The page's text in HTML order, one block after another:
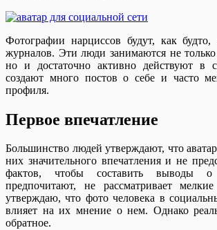
Фотографии нарциссов будут, как
журналов. Эти люди занимаются не
но и достаточно активно действуют в
создают много постов о себе и часто
профиля.
Первое впечатление
Большинство людей утверждают, что
них значительного впечатления и не
фактов, чтобы составить выводы
предпочитают, не рассматривает
утверждаю, что фото человека в
влияет на их мнение о нем. Однако
обратное.